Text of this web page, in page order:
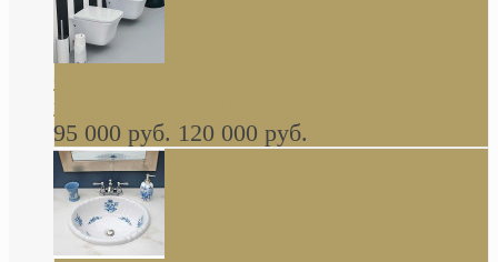
навесное КОМПЛЕКТ
95 000 руб. 120 000 руб.